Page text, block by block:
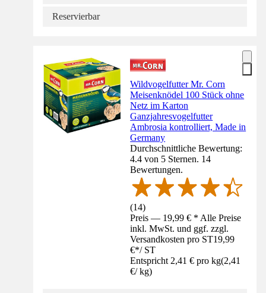
Reservierbar
Wildvogelfutter Mr. Corn
Meisenknödel 100 Stück ohne
Netz im Karton
Ganzjahresvogelfutter
Ambrosia kontrolliert, Made in
Germany
Durchschnittliche Bewertung:
4.4 von 5 Sternen. 14
Bewertungen.
(14)
Preis — 19,99 € * Alle Preise
inkl. MwSt. und ggf. zzgl.
Versandkosten pro ST19,99
€*/ ST
Entspricht 2,41 € pro kg(2,41
€/ kg)